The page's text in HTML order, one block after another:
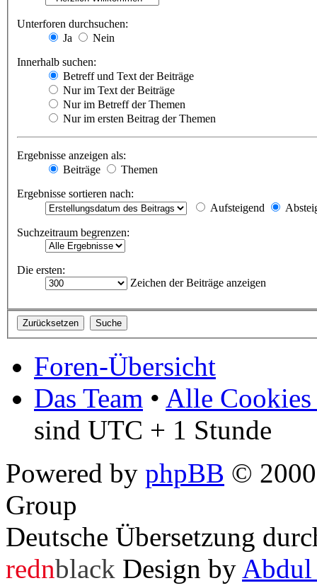
Unterforen durchsuchen:
Ja
Nein
Innerhalb suchen:
Betreff und Text der Beiträge
Nur im Text der Beiträge
Nur im Betreff der Themen
Nur im ersten Beitrag der Themen
Ergebnisse anzeigen als:
Beiträge
Themen
Ergebnisse sortieren nach:
Aufsteigend
Suchzeitraum begrenzen:
Die ersten:
Zeichen der Beiträge anzeigen
Foren-Übersicht
Das Team • Alle Cookies
sind UTC + 1 Stunde
Powered by phpBB ©
Group
Deutsche Übersetzung
rednblack Design by Abdul